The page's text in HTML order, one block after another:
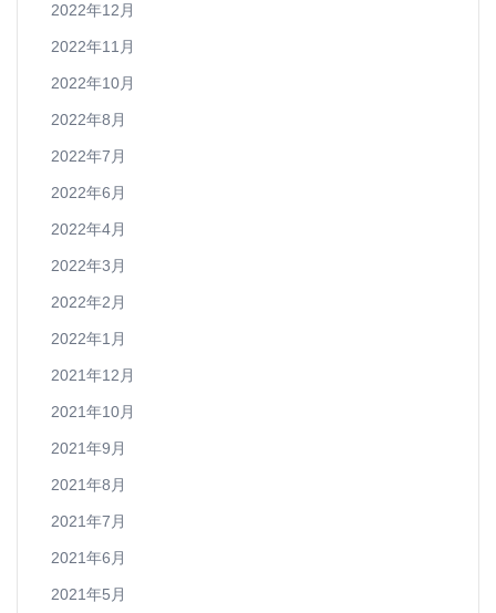
2022年12月
2022年11月
2022年10月
2022年8月
2022年7月
2022年6月
2022年4月
2022年3月
2022年2月
2022年1月
2021年12月
2021年10月
2021年9月
2021年8月
2021年7月
2021年6月
2021年5月